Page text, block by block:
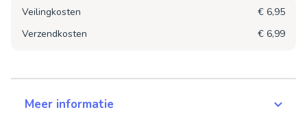
Veilingkosten
€ 6,95
Verzendkosten
€ 6,99
Meer informatie